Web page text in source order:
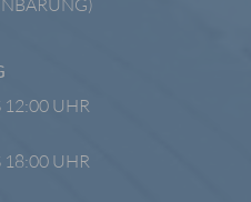
12:00 UHR
18:00 UHR